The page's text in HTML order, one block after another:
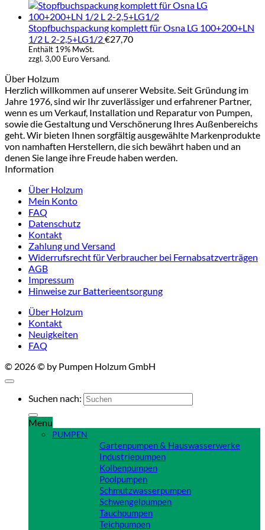
Stopfbuchspackung komplett für Osna LG 100+200+LN
1/2 L 2-2,5+LG1/2€27,70
Enthält 19% MwSt.
zzgl. 3,00 Euro Versand.
Über Holzum
Herzlich willkommen auf unserer Website. Seit Gründung im
Jahre 1976, sind wir Ihr zuverlässiger und erfahrener Partner,
wenn es um Verkauf, Installation und Reparatur von Pumpen,
sowie die Gestaltung und Verschönerung Ihres Außenbereichs
geht. Wir bieten Ihnen sorgfältig ausgewählte Markenprodukte
von namhaften Herstellern, die sich bewährt haben und an
denen Sie lange ihre Freude haben werden.
Information
Über Holzum
Mein Konto
FAQ
Datenschutz
Kontakt
Zahlung und Versand
Widerrufsrecht für Verbraucher bei Fernabsatzverträgen
AGB
Impressum
Hinweise zur Batterieentsorgung
Über Holzum
Kontakt
Neuigkeiten
FAQ
© 2026 © by Pumpen Holzum GmbH
Suchen nach:
Menu
PUMPEN
Gartenpumpen & Hauswasserwerke
Industriepumpen
Kolbenpumpen
Poolpumpen
Schmutzwasserpumpen
Schwengelpumpen
Tauchpumpen
Teichpumpen